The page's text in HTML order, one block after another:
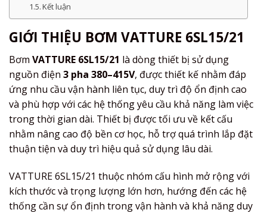
Kết luận
GIỚI THIỆU BƠM VATTURE 6SL15/21
Bơm VATTURE 6SL15/21 là dòng thiết bị sử dụng
nguồn điện 3 pha 380–415V, được thiết kế nhằm đáp
ứng nhu cầu vận hành liên tục, duy trì độ ổn định cao
và phù hợp với các hệ thống yêu cầu khả năng làm việc
trong thời gian dài. Thiết bị được tối ưu về kết cấu
nhằm nâng cao độ bền cơ học, hỗ trợ quá trình lắp đặt
thuận tiện và duy trì hiệu quả sử dụng lâu dài.
VATTURE 6SL15/21 thuộc nhóm cấu hình mở rộng với
kích thước và trọng lượng lớn hơn, hướng đến các hệ
thống cần sự ổn định trong vận hành và khả năng duy